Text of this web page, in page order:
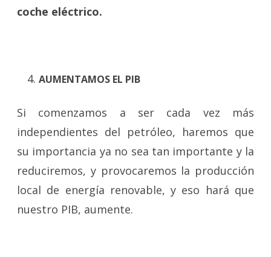
coche eléctrico.
AUMENTAMOS EL PIB
Si comenzamos a ser cada vez más
independientes del petróleo, haremos que
su importancia ya no sea tan importante y la
reduciremos, y provocaremos la producción
local de energía renovable, y eso hará que
nuestro PIB, aumente.